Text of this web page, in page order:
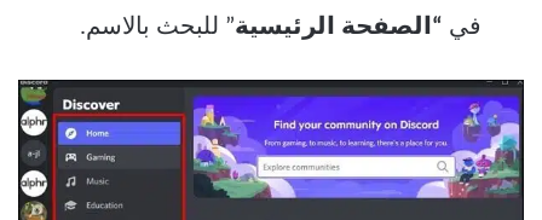
في “الصفحة الرئيسية” للبحث بالاسم.